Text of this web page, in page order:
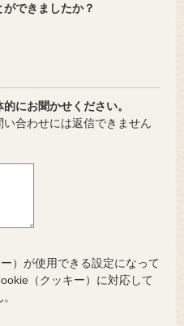
できましたか？
にお聞かせください。
合わせには返信できません
）が使用できる設定になって
（クッキー）に対応して